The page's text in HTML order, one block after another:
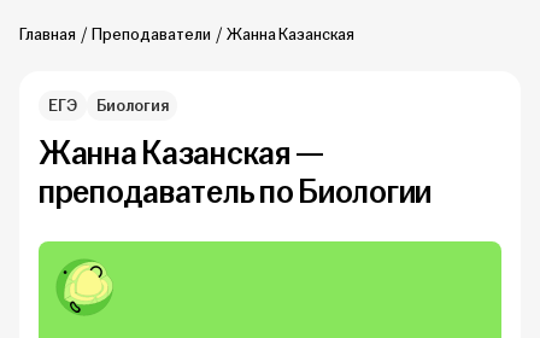
Главная Преподаватели Жанна Казанская
ЕГЭ Биология
Жанна Казанская —
преподаватель по Биологии